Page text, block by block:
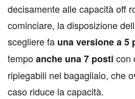
decisamente alle capacità off
cominciare, la disposizione
scegliere fa una versione a 5
tempoanche una 7 posti con
ripiegabili nel bagagliaio, che
caso riduce la capacità.